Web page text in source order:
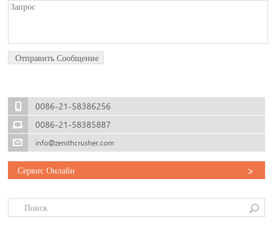
0086-21-58386256
0086-21-58385887
info@zenithcrusher.com
Сервис Онлайн >